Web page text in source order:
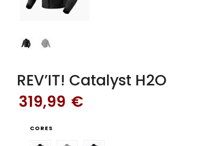
REV’IT! Catalyst H2O
319,99 €
CORES